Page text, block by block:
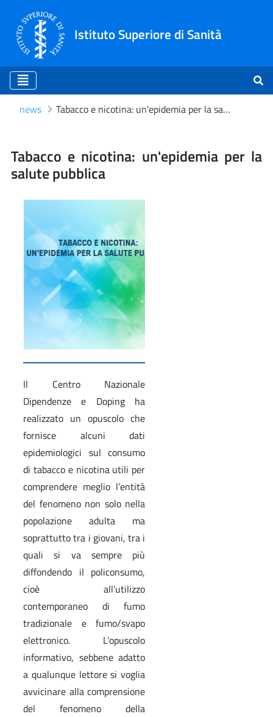
Istituto Superiore di Sanità
news Tabacco e nicotina: un'epidemia per la salute pubblica
Tabacco e nicotina:
Tabacco e nicotina: un'epidemia per la
salute pubblica
Il Centro Nazionale
Dipendenze e Doping ha
realizzato un opuscolo che
fornisce alcuni dati
epidemiologici sul consumo
di tabacco e nicotina utili per
comprendere meglio l’entità
del fenomeno non solo nella
popolazione adulta ma
soprattutto tra i giovani, tra i
quali si va sempre più
diffondendo il policonsumo,
cioè all’utilizzo
contemporaneo di fumo
tradizionale e fumo/svapo
elettronico. L’opuscolo
informativo, sebbene adatto
a qualunque lettore si voglia
avvicinare alla comprensione
del fenomeno della